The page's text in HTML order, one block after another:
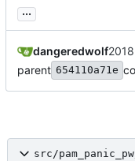
...
dangeredwolf
parent 654110a71e
src/